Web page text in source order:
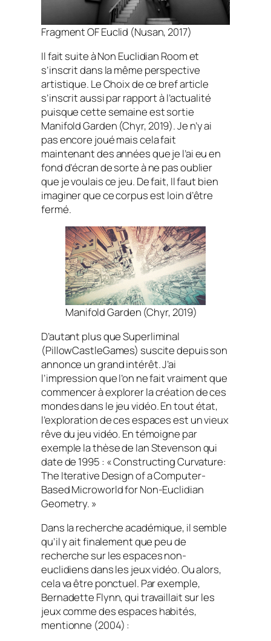
Fragment OF Euclid (Nusan, 2017)
Il fait suite àNon Euclidian Roomet
s’inscrit dans la même perspective
artistique. Le Choix de ce bref article
s’inscrit aussi par rapport à l’actualité
puisque cette semaine est sortie
Manifold Garden (Chyr, 2019). Je n’y ai
pas encore joué mais cela fait
maintenant des années que je l’ai eu en
fond d’écran de sorte à ne pas oublier
que je voulais ce jeu. De fait, Il faut bien
imaginer que ce corpus est loin d’être
fermé.
Manifold Garden (Chyr, 2019)
D’autant plus queSuperliminal
(PillowCastleGames) suscite depuis son
annonce un grand intérêt. J’ai
l’impression que l’on ne fait vraiment que
commencer à explorer la création de ces
mondes dans le jeu vidéo. En tout état,
l’exploration de ces espaces est un vieux
rêve du jeu vidéo. En témoigne par
exemple la thèse de Ian Stevenson qui
date de 1995 : «Constructing Curvature:
The Iterative Design of a Computer-
Based Microworld for Non-Euclidian
Geometry. »
Dans la recherche académique, il semble
qu’il y ait finalement que peu de
recherche sur les espaces non-
euclidiens dans les jeux vidéo. Ou alors,
cela va être ponctuel. Par exemple,
Bernadette Flynn, qui travaillait sur les
jeux comme des espaces habités,
mentionne (2004) :